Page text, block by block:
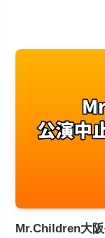
Mr.Children大